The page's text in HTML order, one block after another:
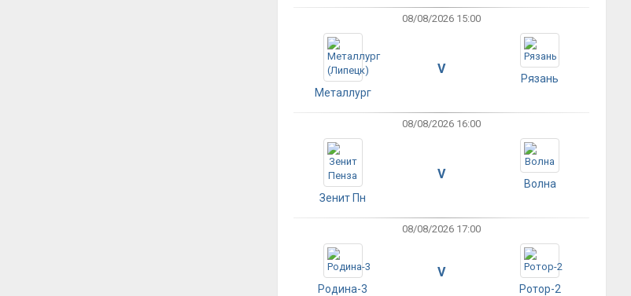
08/08/2026 15:00
Металлург
V
Рязань
08/08/2026 16:00
Зенит Пн
V
Волна
08/08/2026 17:00
Родина-3
V
Ротор-2